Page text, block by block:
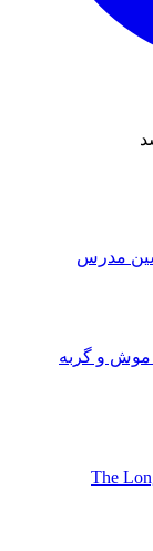
مدرس
موش و گربه
The